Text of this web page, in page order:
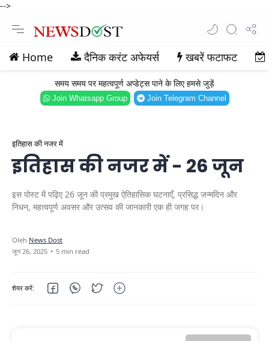
-->
Home दैनिक करंट अफेयर्स खबरें फटाफट
समय समय पर महत्वपूर्ण अप्डेट्स पाने के लिए हमसे जुड़ें
Join Whatsapp Group Join Telegram Channel
इतिहास की नजर में
इतिहास की नजर में - 26 जून
इस पोस्ट में पढ़िए 26 जून की प्रमुख ऐतिहासिक घटनाएँ, प्रसिद्ध जन्मदिन और
निधन, महत्वपूर्ण अवसर और उत्सव की जानकारी एक ही जगह पर।
5 min read